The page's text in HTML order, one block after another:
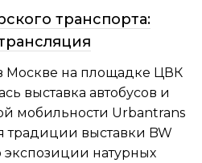
транспорта:
Москве на площадке ЦВК
выставка автобусов и
мобильности Urbantrans
традиции выставки BW
натурных